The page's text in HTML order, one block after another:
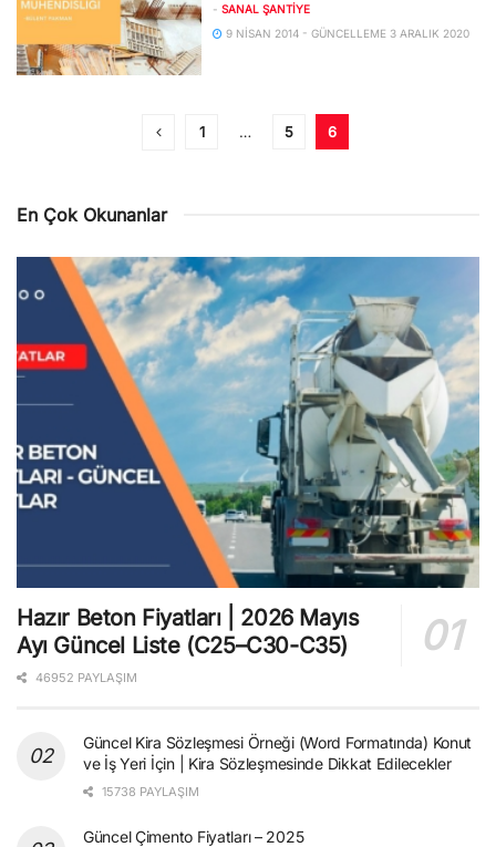
- SANAL ŞANTIYE
9 NISAN 2014 - GÜNCELLEME 3 ARALIK 2020
1 … 5 6
En Çok Okunanlar
Hazır Beton Fiyatları | 2026 Mayıs
Ayı Güncel Liste (C25–C30-C35)
46952 PAYLAŞIM
Güncel Kira Sözleşmesi Örneği (Word Formatında) Konut
ve İş Yeri İçin | Kira Sözleşmesinde Dikkat Edilecekler
15738 PAYLAŞIM
Güncel Çimento Fiyatları – 2025